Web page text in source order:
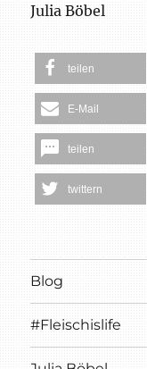
Julia Böbel
teilen
E-Mail
teilen
twittern
Blog
#Fleischislife